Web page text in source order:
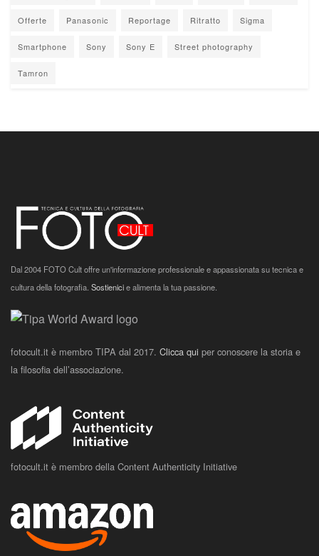
Offerte Panasonic Reportage Ritratto Sigma
Smartphone Sony Sony E Street photography
Tamron
Dal 2004 FOTO Cult offre un'informazione professionale e appassionata su tecnica e
cultura della fotografia. Sostienicie alimenta la tua passione.
fotocult.it è membro TIPA dal 2017. Clicca qui per conoscere la storia e
la filosofia dell’associazione.
fotocult.it è membro della Content Authenticity Initiative